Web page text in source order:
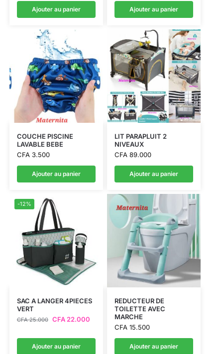
Ajouter au panier Ajouter au panier
COUCHE PISCINE
LAVABLE BEBE
CFA3.500
Ajouter au panier
LIT PARAPLUIT 2
NIVEAUX
CFA89.000
Ajouter au panier
-12%
SAC A LANGER 4PIECES
VERT
CFA25.000 CFA22.000
Ajouter au panier
REDUCTEUR DE
TOILETTE AVEC
MARCHE
CFA15.500
Ajouter au panier